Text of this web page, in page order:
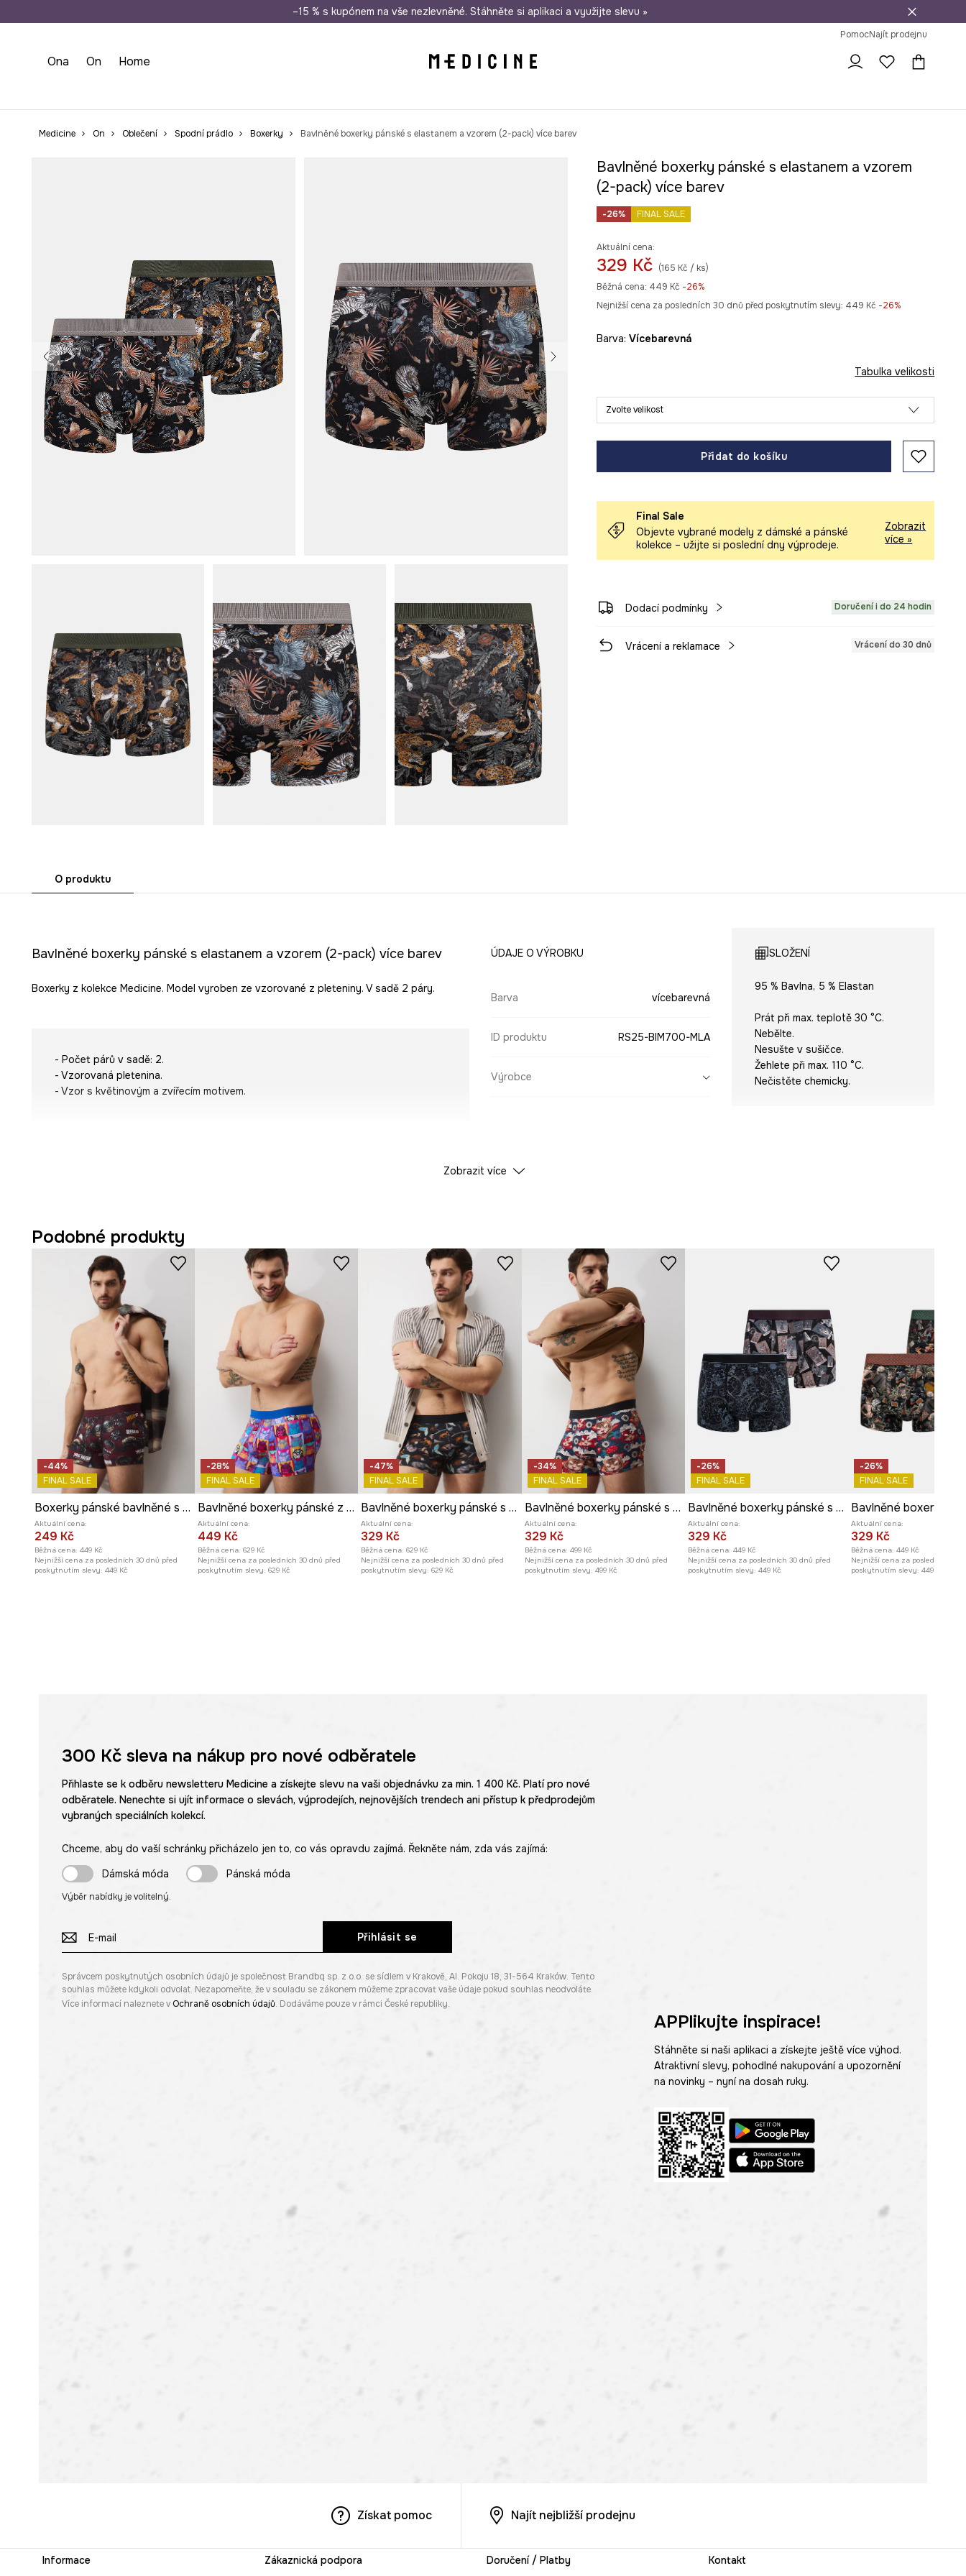
Doprava zdarma při nákupu nad 1 200 Kč Odeslání i do 24 hodin 30 dní na vrácení zboží
–15 % s kupónem na vše nezlevněné. Stáhněte si aplikaci a využijte slevu »
PomocNajít prodejnu
Ona On Home
Medicine On Oblečení Spodní prádlo Boxerky Bavlněné boxerky pánské s elastanem a vzorem (2-pack) více barev
Bavlněné boxerky pánské s elastanem a vzorem
(2-pack) více barev
-26% FINAL SALE
Aktuální cena:
329 Kč (165 Kč / ks)
Běžná cena: 449 Kč -26%
Nejnižší cena za posledních 30 dnů před poskytnutím slevy: 449 Kč -26%
Barva: vícebarevná
Tabulka velikosti
Zvolte velikost
Přidat do košíku
Final Sale
Objevte vybrané modely z dámské a pánské
kolekce – užijte si poslední dny výprodeje.
Zobrazit
více »
Dodací podmínky Doručení i do 24 hodin
Vrácení a reklamace Vrácení do 30 dnů
O produktu
Bavlněné boxerky pánské s elastanem a vzorem (2-pack) více barev
Boxerky z kolekce Medicine. Model vyroben ze vzorované z pleteniny. V sadě 2 páry.
- Počet párů v sadě: 2.
- Vzorovaná pletenina.
- Vzor s květinovým a zvířecím motivem.
ÚDAJE O VÝROBKU
Barva vícebarevná
ID produktu RS25-BIM700-MLA
Výrobce
SLOŽENÍ
95 % Bavlna, 5 % Elastan
Prát při max. teplotě 30 °C.
Nebělte.
Nesušte v sušičce.
Žehlete při max. 110 °C.
Nečistěte chemicky.
Zobrazit více
Podobné produkty
-44%
FINAL SALE
Boxerky pánské bavlněné s elastanem 2-pack
Aktuální cena:
249 Kč
Běžná cena: 449 Kč
Nejnižší cena za posledních 30 dnů před
poskytnutím slevy: 449 Kč
-28%
FINAL SALE
Bavlněné boxerky pánské z Kočičí kolekce (2-pack)
Aktuální cena:
449 Kč
Běžná cena: 629 Kč
Nejnižší cena za posledních 30 dnů před
poskytnutím slevy: 629 Kč
-47%
FINAL SALE
Bavlněné boxerky pánské s elastanem z Kočičí kolekce (2-pack)
Aktuální cena:
329 Kč
Běžná cena: 629 Kč
Nejnižší cena za posledních 30 dnů před
poskytnutím slevy: 629 Kč
-34%
FINAL SALE
Bavlněné boxerky pánské s elastanem a vzorem (2-pack)
Aktuální cena:
329 Kč
Běžná cena: 499 Kč
Nejnižší cena za posledních 30 dnů před
poskytnutím slevy: 499 Kč
-26%
FINAL SALE
Bavlněné boxerky pánské s elastanem a vzorem (2-pack)
Aktuální cena:
329 Kč
Běžná cena: 449 Kč
Nejnižší cena za posledních 30 dnů před
poskytnutím slevy: 449 Kč
-26%
FINAL SALE
Aktuální cena:
329 Kč
Běžná cena: 449 Kč
Nejnižší cena za posledních 30
poskytnutím slevy: 449 Kč
300 Kčsleva na nákup pro nové odběratele
Přihlaste se k odběru newsletteru Medicine a získejte slevu na vaši objednávku za min. 1 400 Kč. Platí pro nové
odběratele. Nenechte si ujít informace o slevách, výprodejích, nejnovějších trendech ani přístup k předprodejům
vybraných speciálních kolekcí.
Chceme, aby do vaší schránky přicházelo jen to, co vás opravdu zajímá. Řekněte nám, zda vás zajímá:
Dámská móda
Pánská móda
Výběr nabídky je volitelný.
Přihlásit se
Správcem poskytnutých osobních údajů je společnost Brandbq sp. z o.o. se sídlem v Krakově, Al. Pokoju 18, 31-564 Kraków. Tento
souhlas můžete kdykoli odvolat. Nezapomeňte, že v souladu se zákonem můžeme zpracovat vaše údaje pokud souhlas neodvoláte.
Více informací naleznete v Ochraně osobních údajů. Dodáváme pouze v rámci České republiky.
APPlikujte inspirace!
Stáhněte si naši aplikaci a získejte ještě více výhod.
Atraktivní slevy, pohodlné nakupování a upozornění
na novinky – nyní na dosah ruky.
Získat pomoc Najít nejbližší prodejnu
Informace Zákaznická podpora Doručení / Platby Kontakt